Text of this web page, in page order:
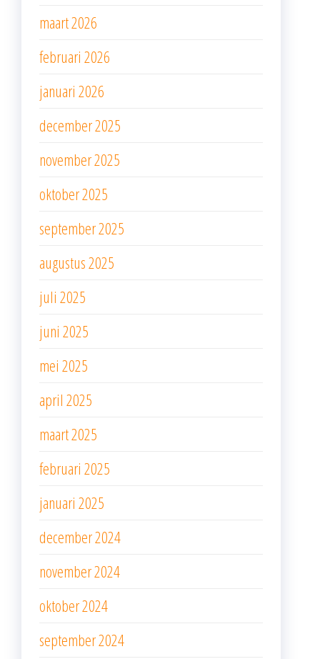
maart 2026
februari 2026
januari 2026
december 2025
november 2025
oktober 2025
september 2025
augustus 2025
juli 2025
juni 2025
mei 2025
april 2025
maart 2025
februari 2025
januari 2025
december 2024
november 2024
oktober 2024
september 2024